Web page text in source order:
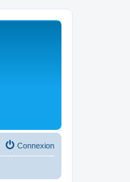
Connexion